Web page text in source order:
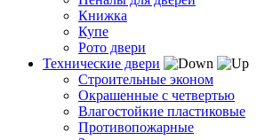
Книжка
Купе
Рото двери
Технические двери
Строительные эконом
Окрашенные с четвертью
Влагостойкие пластиковые
Противопожарные